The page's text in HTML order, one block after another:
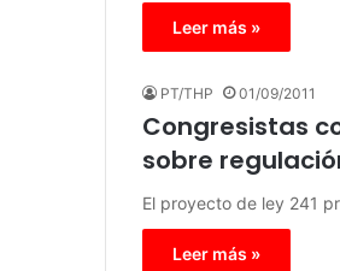
Leer más »
PT/THP 01/09/2011
Congresistas
sobre
El proyecto de ley 241
Leer más »